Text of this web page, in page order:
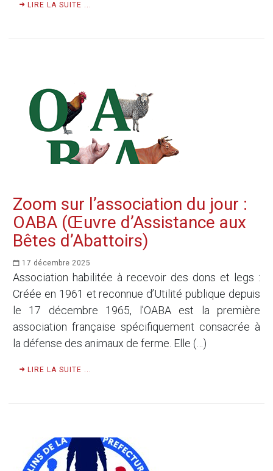
LIRE LA SUITE ...
Zoom sur l’association du jour :
OABA (Œuvre d’Assistance aux
Bêtes d’Abattoirs)
17 décembre 2025
Association habilitée à recevoir des dons et legs :
Créée en 1961 et reconnue d’Utilité publique depuis
le 17 décembre 1965, l’OABA est la première
association française spécifiquement consacrée à
la défense des animaux de ferme. Elle (…)
LIRE LA SUITE ...